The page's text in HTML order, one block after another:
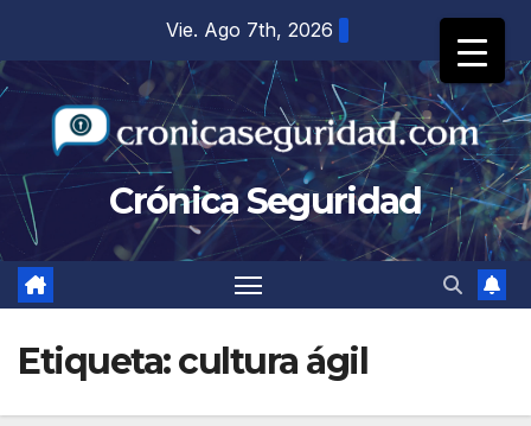
contenido
Vie. Ago 7th, 2026
Crónica Seguridad
Etiqueta:cultura ágil